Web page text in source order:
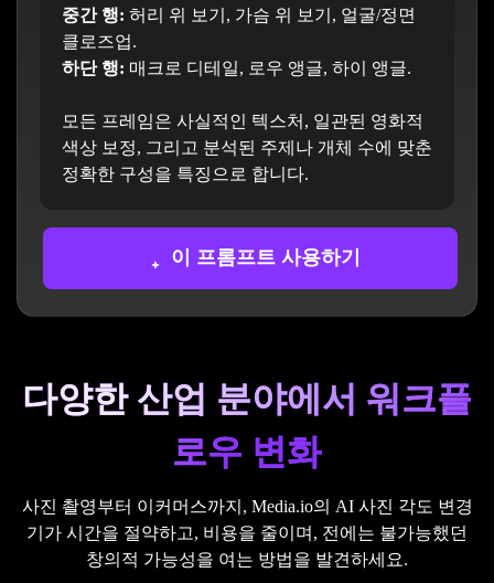
중간 행: 허리 위 보기, 가슴 위 보기, 얼굴/정면
클로즈업.
하단 행: 매크로 디테일, 로우 앵글, 하이 앵글.
모든 프레임은 사실적인 텍스처, 일관된 영화적
색상 보정, 그리고 분석된 주제나 개체 수에 맞춘
정확한 구성을 특징으로 합니다.
이 프롬프트 사용하기
다양한 산업 분야에서 워크플
로우 변화
사진 촬영부터 이커머스까지, Media.io의 AI 사진 각도 변경
기가 시간을 절약하고, 비용을 줄이며, 전에는 불가능했던
창의적 가능성을 여는 방법을 발견하세요.